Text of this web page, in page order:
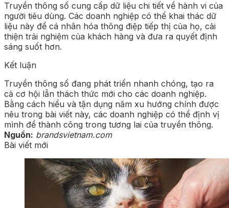
Truyền thông số cung cấp dữ liệu chi tiết về hành vi của
người tiêu dùng. Các doanh nghiệp có thể khai thác dữ
liệu này để cá nhân hóa thông điệp tiếp thị của họ, cải
thiện trải nghiệm của khách hàng và đưa ra quyết định
sáng suốt hơn.
Kết luận
Truyền thông số đang phát triển nhanh chóng, tạo ra
cả cơ hội lẫn thách thức mới cho các doanh nghiệp.
Bằng cách hiểu và tận dụng năm xu hướng chính được
nêu trong bài viết này, các doanh nghiệp có thể định vị
mình để thành công trong tương lai của truyền thông.
Nguồn: brandsvietnam.com
Bài viết mới